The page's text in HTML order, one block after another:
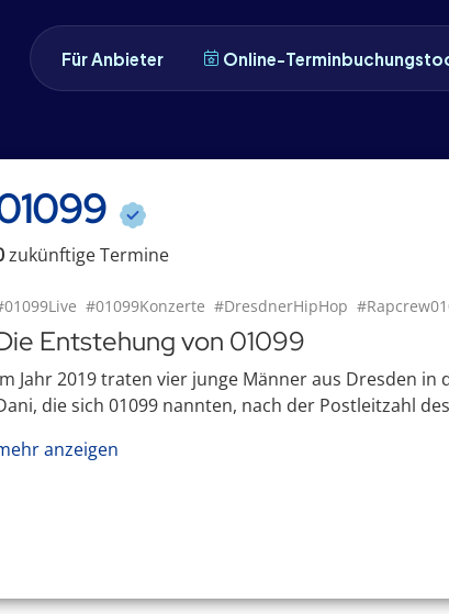
Für Anbieter Online-
zukünftigeTermine
#01099Konzerte #DresdnerHipHop
Entstehung von 01099
Jahr 2019 traten vier junge Männer aus Dresden in
die sich 01099 nannten, nach der Postleitzahl
anzeigen